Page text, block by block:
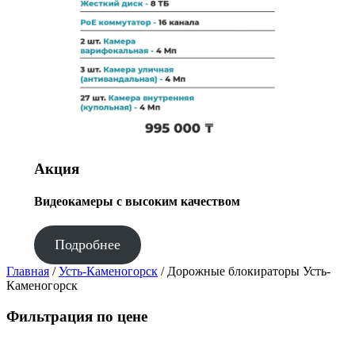
Акция
Видеокамеры с высоким качеством
Подробнее
Главная /Усть-Каменогорск / Дорожные блокираторы Усть-
Каменогорск
Фильтрация по цене